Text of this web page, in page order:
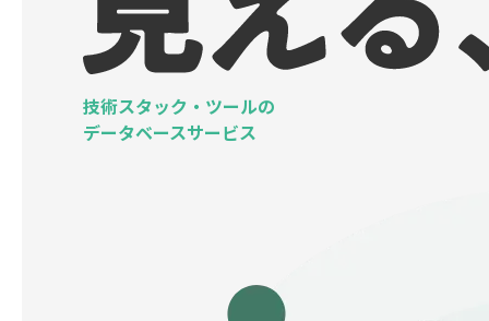
技術スタック・ツールの
データベースサービス